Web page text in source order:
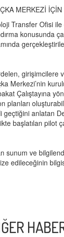
MERKEZİ
Transfer Ofisi
konusunda
girişimcilere
Merkezi’nin
Çalıştayına
planları
geçtiğini anlatan
başlatılan pilot
sunum ve
edileceğinin